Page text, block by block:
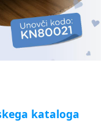
kataloga